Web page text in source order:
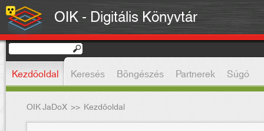
OIK - Digitális Könyvtár
Kezdőoldal Keresés Böngészés Partnerek Súgó
OIK JaDoX >> Kezdőoldal